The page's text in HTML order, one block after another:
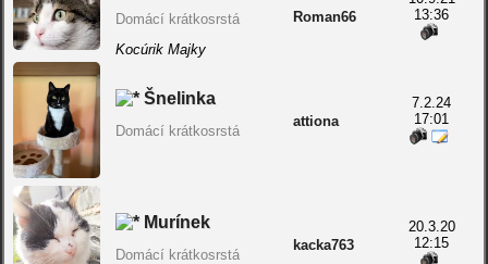
Domácí krátkosrstá
Kocúrik Majky
Roman66
13:36
Šnelinka
Domácí krátkosrstá
attiona
7.2.24
17:01
Murínek
Domácí krátkosrstá
kacka763
20.3.20
12:15